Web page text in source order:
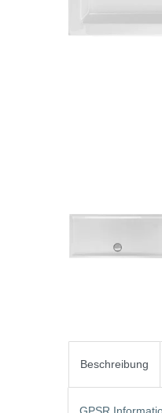
Beschreibung
GPSR